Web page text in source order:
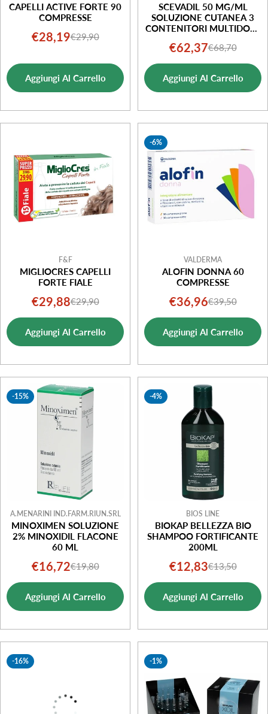
CAPELLI ACTIVE FORTE 90
COMPRESSE
Prezzo
vendita
€28,19Prezzo
€29,90
Aggiungi Al Carrello
SCEVADIL 50 MG/ML
SOLUZIONE CUTANEA 3
CONTENITORI MULTIDOSE
IN PET DA 60 ML
Prezzo
di
vendita
€62,37Prezzo
normale
€68,70
Aggiungi Al Carrello
F&F
MIGLIOCRES CAPELLI
FORTE FIALE
Prezzo
di
vendita
€29,88Prezzo
normale
€29,90
Aggiungi Al Carrello
-6%
VALDERMA
ALOFIN DONNA 60
COMPRESSE
Prezzo
di
vendita
€36,96Prezzo
normale
€39,50
Aggiungi Al Carrello
-15%
A.MENARINI IND.FARM.RIUN.SRL
MINOXIMEN SOLUZIONE
2% MINOXIDIL FLACONE
60 ML
Prezzo
di
vendita
€16,72Prezzo
normale
€19,80
Aggiungi Al Carrello
-4%
BIOS LINE
BIOKAP BELLEZZA BIO
SHAMPOO FORTIFICANTE
200ML
Prezzo
di
vendita
€12,83Prezzo
normale
€13,50
Aggiungi Al Carrello
-16% -1%